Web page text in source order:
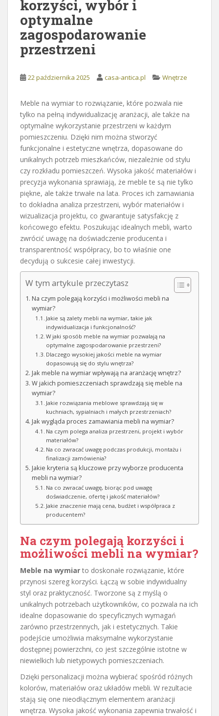
korzyści, wybór i
optymalne
zagospodarowanie
przestrzeni
22 października 2025 casa-antica.pl Wnętrze
Meble na wymiar to rozwiązanie, które pozwala nie
tylko na pełną indywidualizację aranżacji, ale także na
optymalne wykorzystanie przestrzeni w każdym
pomieszczeniu. Dzięki nim można stworzyć
funkcjonalne i estetyczne wnętrza, dopasowane do
unikalnych potrzeb mieszkańców, niezależnie od stylu
czy rozkładu pomieszczeń. Wysoka jakość materiałów i
precyzja wykonania sprawiają, że meble te są nie tylko
piękne, ale także trwałe na lata. Proces ich zamawiania
to dokładna analiza przestrzeni, wybór materiałów i
wizualizacja projektu, co gwarantuje satysfakcję z
końcowego efektu. Poszukując idealnych mebli, warto
zwrócić uwagę na doświadczenie producenta i
transparentność współpracy, bo to właśnie one
decydują o sukcesie całej inwestycji.
W tym artykule przeczytasz
Na czym polegają korzyści i możliwości mebli na
wymiar?
Jakie są zalety mebli na wymiar, takie jak
indywidualizacja i funkcjonalność?
W jaki sposób meble na wymiar pozwalają na
optymalne zagospodarowanie przestrzeni?
Dlaczego wysokiej jakości meble na wymiar
dopasowują się do stylu wnętrza?
Jak meble na wymiar wpływają na aranżację wnętrz?
W jakich pomieszczeniach sprawdzają się meble na
wymiar?
Jakie rozwiązania meblowe sprawdzają się w
kuchniach, sypialniach i małych przestrzeniach?
Jak wygląda proces zamawiania mebli na wymiar?
Na czym polega analiza przestrzeni, projekt i wybór
materiałów?
Na co zwracać uwagę podczas produkcji, montażu i
finalizacji zamówienia?
Jakie kryteria są kluczowe przy wyborze producenta
mebli na wymiar?
Na co zwracać uwagę, biorąc pod uwagę
doświadczenie, ofertę i jakość materiałów?
Jakie znaczenie mają cena, budżet i współpraca z
producentem?
Na czym polegają korzyści i
możliwości mebli na wymiar?
Meble na wymiar to doskonałe rozwiązanie, które
przynosi szereg korzyści. Łączą w sobie indywidualny
styl oraz praktyczność. Tworzone są z myślą o
unikalnych potrzebach użytkowników, co pozwala na ich
idealne dopasowanie do specyficznych wymagań
zarówno przestrzennych, jak i estetycznych. Takie
podejście umożliwia maksymalne wykorzystanie
dostępnej powierzchni, co jest szczególnie istotne w
niewielkich lub nietypowych pomieszczeniach.
Dzięki personalizacji można wybierać spośród różnych
kolorów, materiałów oraz układów mebli. W rezultacie
stają się one nieodłącznym elementem aranżacji
wnętrza. Wysoka jakość wykonania zapewnia trwałość i